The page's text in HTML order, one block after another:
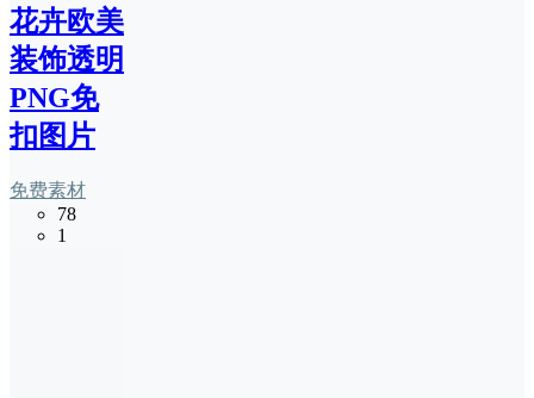
花卉欧美
装饰透明
PNG免
扣图片
免费素材
78
1